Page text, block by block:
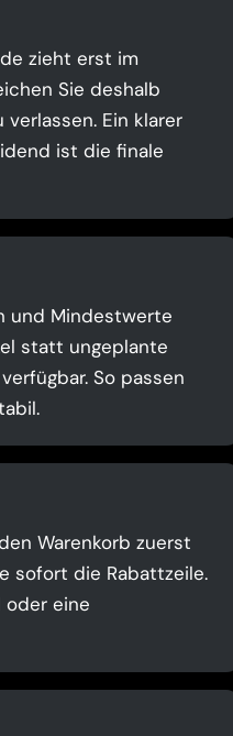
zieht erst im
Sie deshalb
Ein klarer
ist die finale
und Mindestwerte
statt ungeplante
So passen
Warenkorb zuerst
sofort die Rabattzeile.
eine